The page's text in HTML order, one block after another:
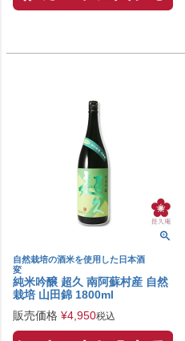
自然栽培の酒米を使用した日本酒
変
純米吟醸 超久 南阿蘇村産 自然
栽培 山田錦 1800ml
販売価格 ¥4,950税込